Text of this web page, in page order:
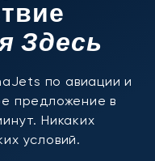
Здесь
по авиации и
предложение в
Никаких
условий.